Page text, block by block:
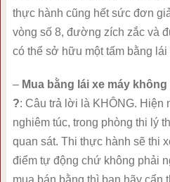
thực hành cũng hết sức đơn
vòng số 8, đường zích zắc và
có thể sở hữu một tấm bằng lái
– Mua bằng lái xe máy
?: Câu trả lời là KHÔNG. Hiện
nghiêm túc, trong phòng thi lý
quan sát. Thi thực hành sẽ thi
điểm tự động chứ không phải
mua bán bằng thì bạn hãy cẩn